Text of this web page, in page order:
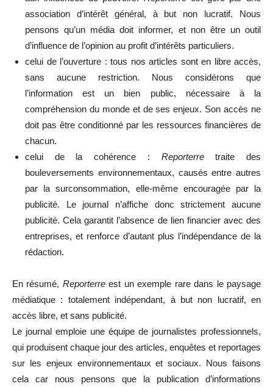
association d’intérêt général, à but non lucratif. Nous
pensons qu’un média doit informer, et non être un outil
d’influence de l’opinion au profit d’intérêts particuliers.
celui de l’ouverture : tous nos articles sont en libre accès,
sans aucune restriction. Nous considérons que
l’information est un bien public, nécessaire à la
compréhension du monde et de ses enjeux. Son accès ne
doit pas être conditionné par les ressources financières de
chacun.
celui de la cohérence : Reporterretraite des
bouleversements environnementaux, causés entre autres
par la surconsommation, elle-même encouragée par la
publicité. Le journal n’affiche donc strictement aucune
publicité. Cela garantit l’absence de lien financier avec des
entreprises, et renforce d’autant plus l’indépendance de la
rédaction.
En résumé, Reporterreest un exemple rare dans le paysage
médiatique : totalement indépendant, à but non lucratif, en
accès libre, et sans publicité.
Le journal emploie une équipe de journalistes professionnels,
qui produisent chaque jour des articles, enquêtes et reportages
sur les enjeux environnementaux et sociaux. Nous faisons
cela car nous pensons que la publication d’informations